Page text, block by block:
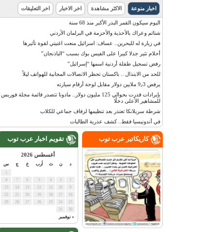
اخبار منوعة الاكثر مشاهدة اخر الاخبار اخر التعليقات
اليوم سيكون القمر البدر الأكبر منذ 68 سنة
شتائم وعراك بالأحذية والأحزمة في البرلمان الأردني
في زيارة له للبحرين.. عساف: اسرائيل منعت اغنيتي لقوة تأثيرها
أحلام تثير جدلا كبيرا على الفيس بوك بسبب “الباذنجان”
رفض تسجيل طفلة أردنية اسمها “إسرائيل”
للحد من الابتذال .. باكستان تحظر الاتصالات المجانية للهواتف ليلاً
يرفض 9٫3 ملايين دولار مقابل لوحة أرقام سيارته
بإيرادات قدرت بحوالي 125 مليون دولار.. مادونا تتصدر قائمة مجلة فوربس
للمشاهير الأعلى دخلًا
شرطة سريلانكا تعتذر بعد تنظيمها لزفاف جماعي للكلاب
في أندونيسيا فقط.. كشف عذرية الطالبات
تقويم اخبار عرب توب
أغسطس 2026
أرب س
« نوفمبر
كاريكاتير عرب توب